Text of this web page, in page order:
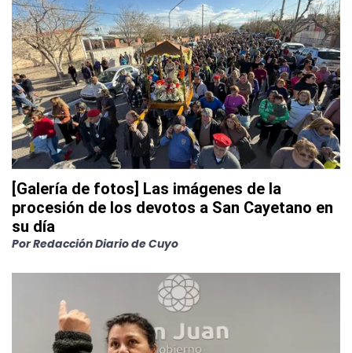
[Galería de fotos] Las imágenes de la
procesión de los devotos a San Cayetano en
su día
PorRedacción Diario de Cuyo